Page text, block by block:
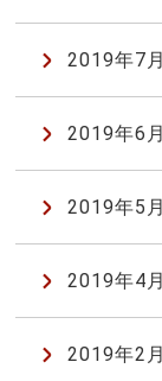
2019年7月
2019年6月
2019年5月
2019年4月
2019年2月